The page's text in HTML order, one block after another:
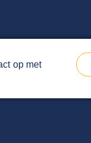
op met